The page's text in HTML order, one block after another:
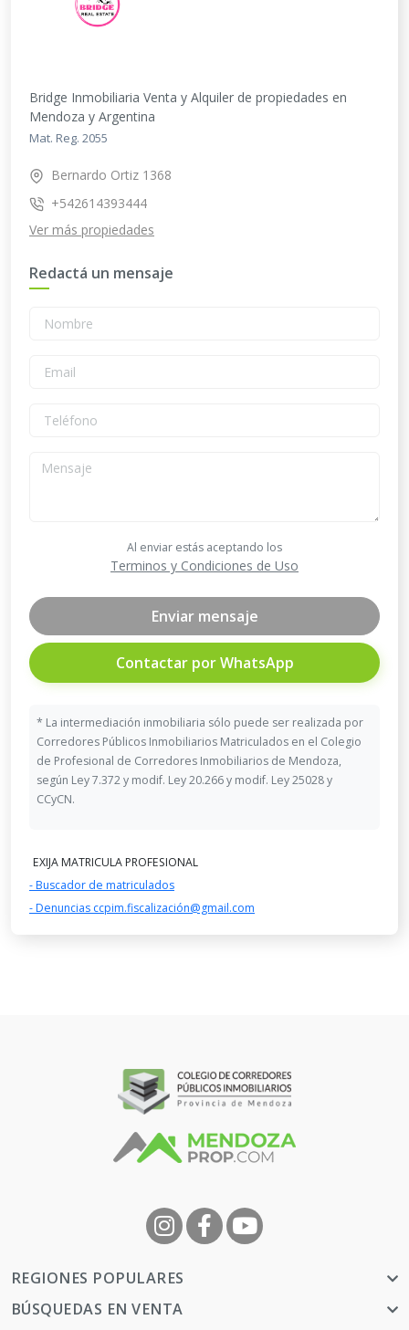
Bridge Inmobiliaria Venta y Alquiler de propiedades en
Mendoza y Argentina
Mat. Reg. 2055
Bernardo Ortiz 1368
+542614393444
Ver más propiedades
Redactá un mensaje
Al enviar estás aceptando los
Terminos y Condiciones de Uso
Enviar mensaje
Contactar por WhatsApp
* La intermediación inmobiliaria sólo puede ser realizada por
Corredores Públicos Inmobiliarios Matriculados en el Colegio
de Profesional de Corredores Inmobiliarios de Mendoza,
según Ley 7.372 y modif. Ley 20.266 y modif. Ley 25028 y
CCyCN.
EXIJA MATRICULA PROFESIONAL
- Buscador de matriculados
- Denuncias ccpim.fiscalización@gmail.com
REGIONES POPULARES
BÚSQUEDAS EN VENTA